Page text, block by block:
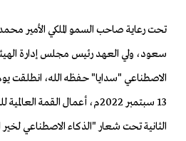
تحت رعاية صاحب السمو الملكي الأمير
سعود، ولي العهد رئيس مجلس إدارة
13 سبتمبر 2022م، أعمال القمة